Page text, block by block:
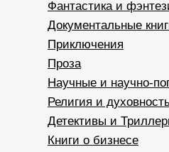
Фантастика и
Документальные
Приключения
Проза
Научные и научно-
Религия и
Детективы и
Книги о бизнесе